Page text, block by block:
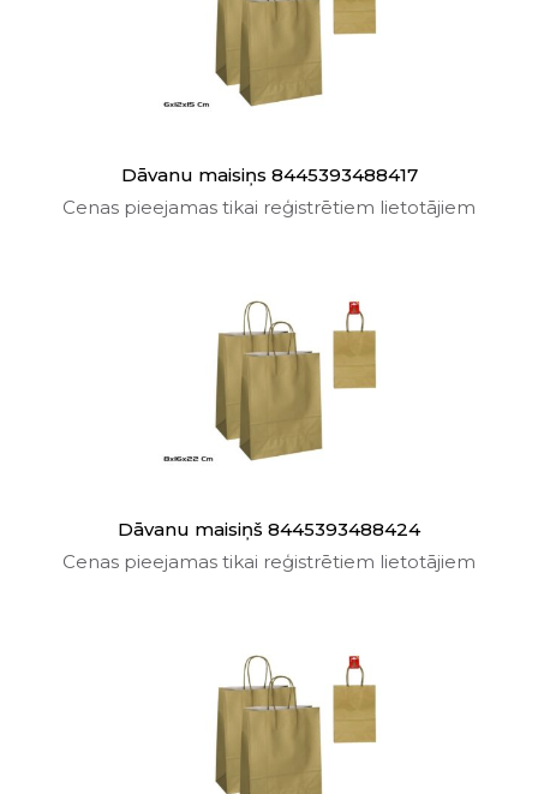
Dāvanu maisiņs 8445393488417
Cenas pieejamas tikai reģistrētiem lietotājiem
Dāvanu maisiņš 8445393488424
Cenas pieejamas tikai reģistrētiem lietotājiem